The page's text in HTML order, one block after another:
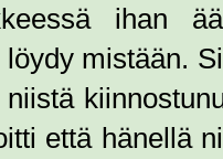
ihan
mistään.
että hänellä